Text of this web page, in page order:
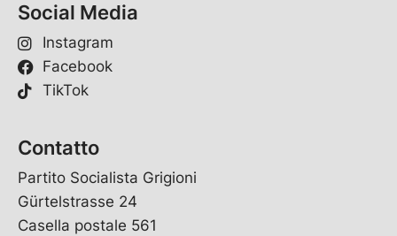
Social Media
Instagram
Facebook
TikTok
Contatto
Partito Socialista Grigioni
Gürtelstrasse 24
Casella postale 561